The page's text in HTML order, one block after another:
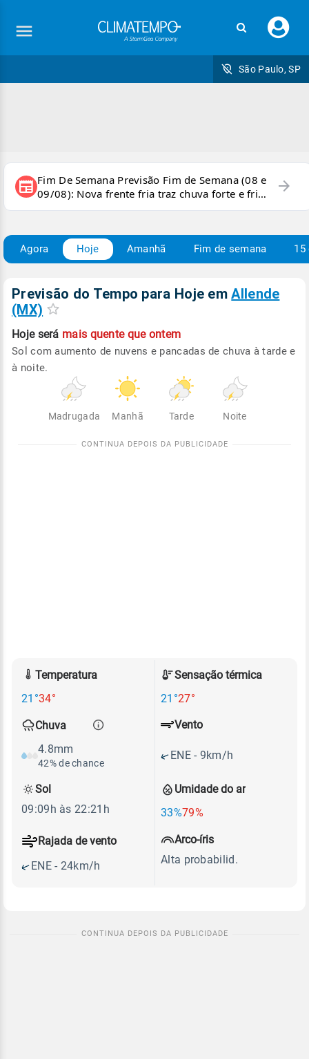
seu
São Paulo, SP
newspaper Fim De Semana Previsão Fim de Semana (08 e
09/08): Nova frente fria traz chuva forte e frio
para áreas do país
arrow_forward
Agora Hoje Amanhã Fim de semana 15
Previsão do Tempo para Hoje emAllende
(MX)
Hoje será mais quente que ontem
Sol com aumento de nuvens e pancadas de chuva à tarde e
à noite.
Madrugada Manhã Tarde Noite
Temperatura
21°34°
Sensação térmica
21°27°
Chuva
4.8mm
42% de chance
Umidade do ar
33%79%
Vento
ENE - 9km/h
Rajada de vento
ENE - 24km/h
Sol
09:09h às 22:21h
Arco-íris
Alta probabilid.